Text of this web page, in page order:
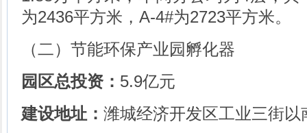
为2436平方米，A-4#为2723平方米。
（二）节能环保产业园孵化器
园区总投资： 5.9亿元
建设地址： 潍城经济开发区工业三街以